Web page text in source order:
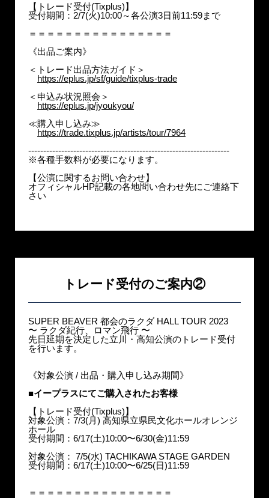
【トレード受付(Tixplus)】
受付期間：2/7(火)10:00～各公演3日前11:59まで
＝＝＝＝＝＝＝＝＝＝＝＝＝＝＝＝
《出品ご案内》
＜トレード出品方法ガイド＞
https://eplus.jp/sf/guide/tixplus-trade
＜申込み状況照会＞
https://eplus.jp/jyoukyou/
≪購入申し込み≫
https://trade.tixplus.jp/artists/tour/7964
-------------------------------------------------------------------
※各種手数料が必要になります。
【公演に関するお問い合わせ】
オフィシャルHP記載の各地問い合わせ先にご連絡下
さい
トレード受付のご案内②
SUPER BEAVER 都会のラクダ HALL TOUR 2023
〜 ラクダ紀行、ロマン飛行 〜
先日延期を決定した立川・高知公演のトレード受付
を行います。
《対象公演 / 出品・購入申し込み期間》
■イープラスにてご購入されたお客様
【トレード受付(Tixplus)】
対象公演：7/3(月) 高知県立県民文化ホールオレンジ
ホール
受付期間：6/17(土)10:00〜6/30(金)11:59
対象公演： 7/5(水) TACHIKAWA STAGE GARDEN
受付期間：6/17(土)10:00〜6/25(日)11:59
＝＝＝＝＝＝＝＝＝＝＝＝＝＝＝＝